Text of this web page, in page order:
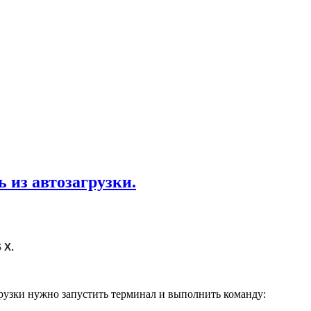
автозагрузки.
X.
нужно запустить терминал и выполнить команду: